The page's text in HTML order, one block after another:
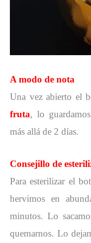
A modo de nota
Una vez abierto el
fruta, lo
más allá de 2 días.
Consejillo de
Para esterilizar el
hervimos en
minutos. Lo
quemarnos. Lo